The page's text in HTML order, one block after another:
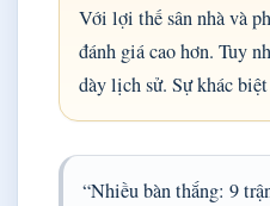
Với lợi thế sân nhà và
đánh giá cao hơn. Tuy
dày lịch sử. Sự khác
“Nhiều bàn thắng: 9